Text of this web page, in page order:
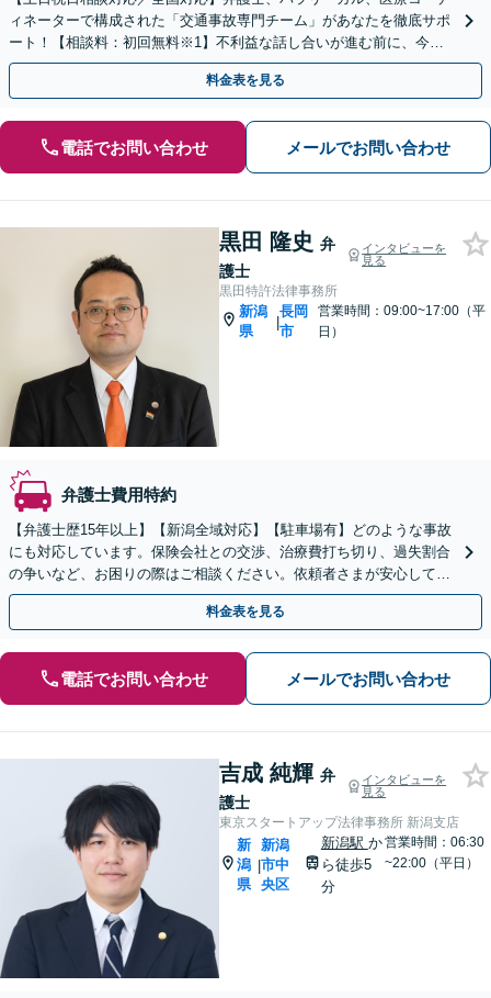
ィネーターで構成された「交通事故専門チーム」があなたを徹底サポ
ート！【相談料：初回無料※1】不利益な話し合いが進む前に、今す
ぐ相談！
料金表を見る
電話でお問い合わせ メールでお問い合わせ
黒田 隆史 弁
護士
インタビューを
見る
黒田特許法律事務所
新潟
県
|
長岡
市
営業時間：09:00~17:00（平
日）
弁護士費用特約
【弁護士歴15年以上】【新潟全域対応】【駐車場有】どのような事故
にも対応しています。保険会社との交渉、治療費打ち切り、過失割合
の争いなど、お困りの際はご相談ください。依頼者さまが安心して治
療に専念できるよう、迅速かつ丁寧に対応いたします。
料金表を見る
電話でお問い合わせ メールでお問い合わせ
吉成 純輝 弁
護士
インタビューを
見る
東京スタートアップ法律事務所 新潟支店
新
潟
県
|
新潟
市中
央区
新潟駅 か
ら徒歩5
分
営業時間：06:30
~22:00（平日）